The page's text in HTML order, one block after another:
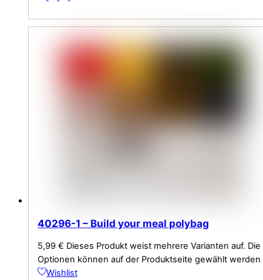
40296-1 – Build your meal polybag
5,99 € Dieses Produkt weist mehrere Varianten auf. Die
Optionen können auf der Produktseite gewählt werden
Wishlist